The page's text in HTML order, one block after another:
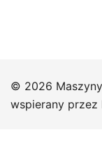
© 2026
wspierany przez